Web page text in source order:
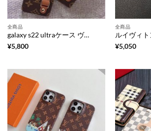
全商品
galaxy s22 ultraケース ヴィトン galaxy s22 ケース ハイブランド ギャラクシー ケース ベルトルイ ヴィトン 風 スマホケース galaxy アンドロイド ブランドコピー 安い
¥5,800
全商品
¥5,050